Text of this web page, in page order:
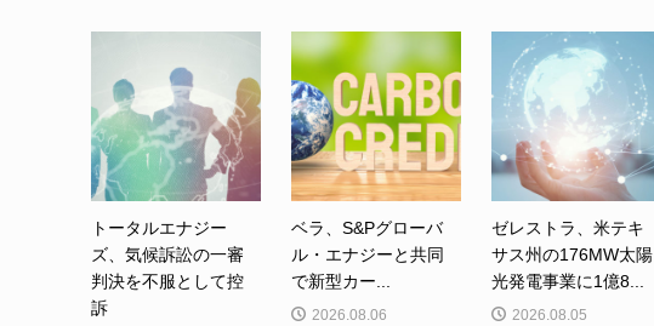
トータルエナジー
ズ、気候訴訟の一審
判決を不服として控
訴
ベラ、S&Pグローバ
ル・エナジーと共同
で新型カー...
2026.08.06
ゼレストラ、米テキ
サス州の176MW太陽
光発電事業に1億8...
2026.08.05